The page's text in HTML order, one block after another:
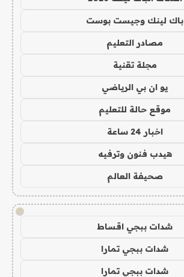
باك لينك وجيست بوست
مصادر التعليم
مجلة تقنية
يو ان بي الرياضي
موقع حالة للتعليم
اخبار 24 ساعة
هيدب فنون وترفيه
صحيفة العالم
!
شدات ببجي اقساط
شدات ببجي تمارا
شدات ببجي تمارا